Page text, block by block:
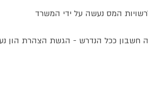
המס נעשה על ידי המשרד
חשבון ככל הנדרש - הגשת הצהרת הון